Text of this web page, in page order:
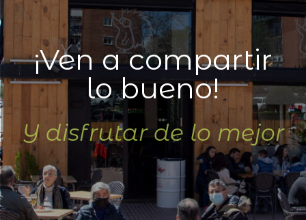
Creativamente
Tradicionales